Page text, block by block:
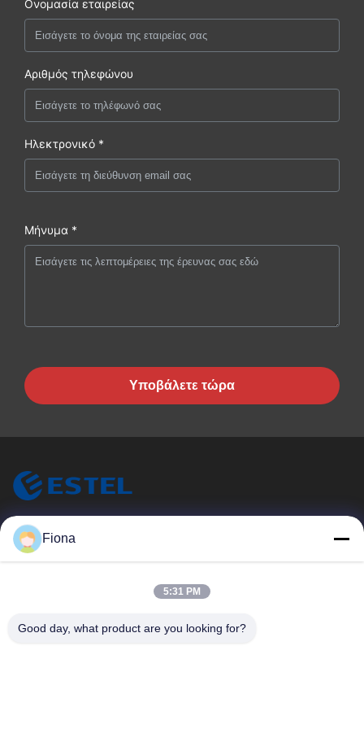
Ονομασία εταιρείας
Αριθμός τηλεφώνου
Ηλεκτρονικό *
Μήνυμα *
Υποβάλετε τώρα
ESTEL (GUANGDONG) TECHNOLOGY CO., LTD.
Η ESTEL ((GUANGDONG) TECHNOLOGY CO., LTD.
Προϊόντα
Βίντεο
Fiona
5:31 PM
Good day, what product are you looking for?